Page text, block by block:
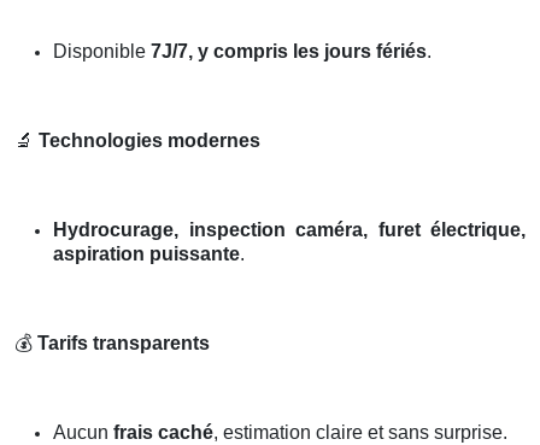
Disponible 7J/7, y compris les jours fériés.
🔬 Technologies modernes
Hydrocurage, inspection caméra, furet électrique,
aspiration puissante.
💰 Tarifs transparents
Aucun frais caché, estimation claire et sans surprise.